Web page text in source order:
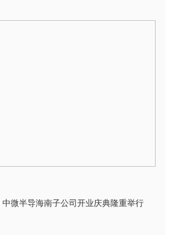
微半导海南子公司开业庆典隆重举行